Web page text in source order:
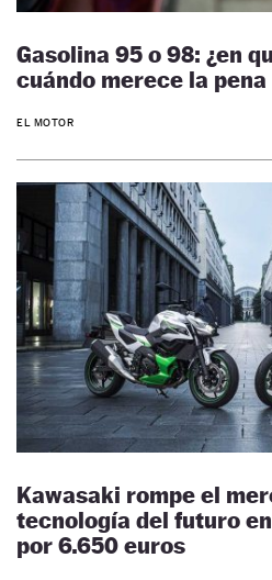
Gasolina 95 o 98: ¿en
cuándo merece la pena
EL MOTOR
Kawasaki rompe el
tecnología del futuro
por 6.650 euros